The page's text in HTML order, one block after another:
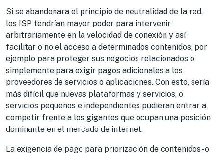
Si se abandonara el principio de neutralidad de la red,
los ISP tendrían mayor poder para intervenir
arbitrariamente en la velocidad de conexión y así
facilitar o no el acceso a determinados contenidos, por
ejemplo para proteger sus negocios relacionados o
simplemente para exigir pagos adicionales a los
proveedores de servicios o aplicaciones. Con esto, sería
más difícil que nuevas plataformas y servicios, o
servicios pequeños e independientes pudieran entrar a
competir frente a los gigantes que ocupan una posición
dominante en el mercado de internet.
La exigencia de pago para priorización de contenidos -o